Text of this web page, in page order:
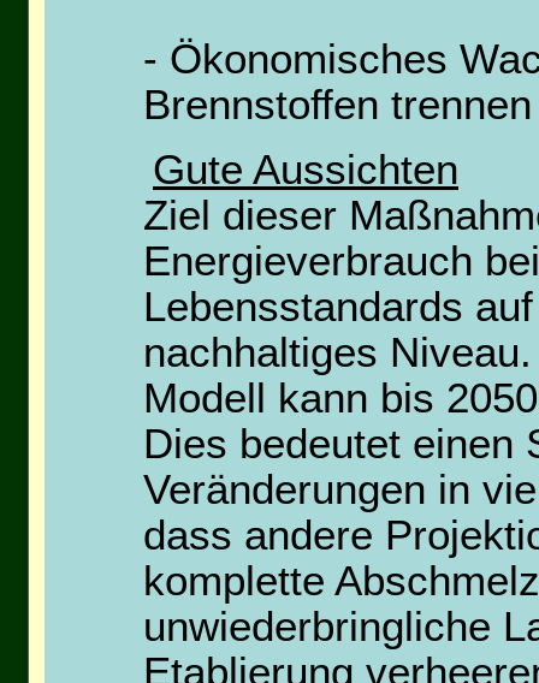
- Ökonomisches
Brennstoffen trennen
Gute Aussichten
Ziel dieser
Energieverbrauch
Lebensstandards
nachhaltiges
Modell kann bis
Dies bedeutet einen
Veränderungen in
dass andere
komplette
unwiederbringliche
Etablierung